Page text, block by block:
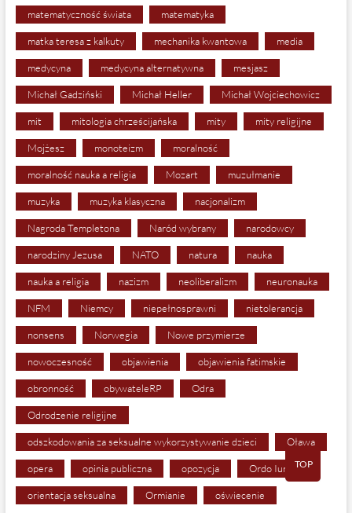
matematyczność świata matematyka
matka teresa z kalkuty mechanika kwantowa media
medycyna medycyna alternatywna mesjasz
Michał Gadziński Michał Heller Michał Wojciechowicz
mit mitologia chrześcijańska mity mity religijne
Mojżesz monoteizm moralność
moralność nauka a religia Mozart muzułmanie
muzyka muzyka klasyczna nacjonalizm
Nagroda Templetona Naród wybrany narodowcy
narodziny Jezusa NATO natura nauka
nauka a religia nazizm neoliberalizm neuronauka
NFM Niemcy niepełnosprawni nietolerancja
nonsens Norwegia Nowe przymierze
nowoczesność objawienia objawienia fatimskie
obronność obywateleRP Odra
Odrodzenie religijne
odszkodowania za seksualne wykorzystywanie dzieci Oława
opera opinia publiczna opozycja Ordo Iuris
orientacja seksualna Ormianie oświecenie
TOP